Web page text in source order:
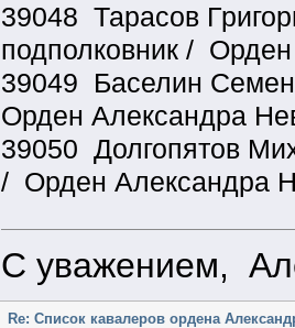
39048 Тарасов
подполковник /
39049 Баселин
Орден Александра
39050 Долгопятов
/ Орден Александра
С уважением,
Re: Список кавалеров ордена